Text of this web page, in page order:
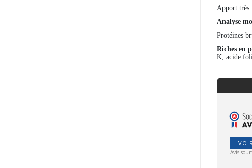
Apport très
Analyse
Protéines
Riches en
K, acide
Avis